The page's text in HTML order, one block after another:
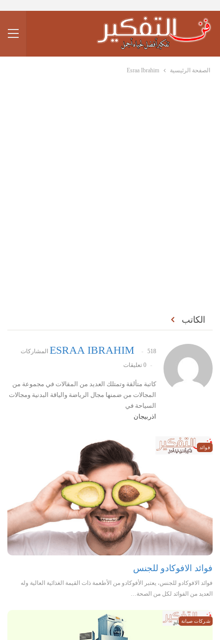
الصفحة الرئيسية Esraa Ibrahim
الكاتب
ESRAA IBRAHIM
518 المشاركات
0 تعليقات
كاتبة متألقة وتمتلك العديد من المقالات في مجموعة من
المجالات من ضمنها مجال الرياضة والياقة البدنية ومجالات
السياحة في
اذربيجان
فوائد
فوائد الافوكادو للجنس
فوائد الافوكادو للجنس، يعتبر الأفوكادو من الأطعمة ذات القيمة الغذائية العالية وله
العديد من الفوائد لكل من الصحة…
شركات صيانة